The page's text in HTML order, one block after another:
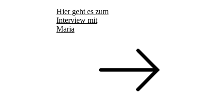
Hier geht es zum
Interview mit
Maria